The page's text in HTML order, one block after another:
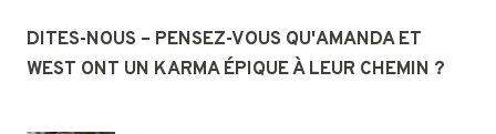
DITES-NOUS – PENSEZ-VOUS QU'AMANDA ET
WEST ONT UN KARMA ÉPIQUE À LEUR CHEMIN ?